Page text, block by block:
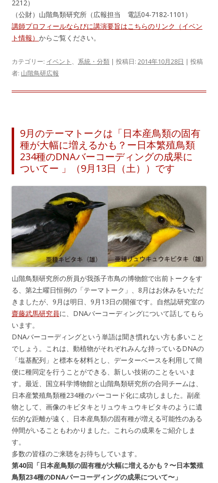
2212）
（公財）山階鳥類研究所（広報担当 電話04-7182-1101）
講師プロフィールならびに講演要旨はこちらのリンク（イベン
ト情報） からご覧ください。
カテゴリー: イベント 、 系統・分類 | 投稿日: 2014年10月28日 | 投稿
者: 山階鳥研広報
9月のテーマトークは「日本産鳥類の固有
種が大幅に増えるかも？ー日本繁殖鳥類
234種のDNAバーコーディングの成果に
ついてー 」（9月13日（土））です
山階鳥類研究所の所員が我孫子市鳥の博物館で出前トークをす
る、第2土曜日恒例の「テーマトーク」、8月はお休みをいただ
きましたが、9月は明日、9月13日の開催です。自然誌研究室の
齋藤武馬研究員に、DNAバーコーディングについて話してもら
います。
DNAバーコーディングという単語は聞き慣れない方も多いこと
でしょう。これは、動植物がそれぞれみんな持っているDNAの
「塩基配列」と標本を材料とし、データーベースを利用して簡
便に種同定を行うことができる、新しい技術のことをいいま
す。最近、国立科学博物館と山階鳥類研究所の合同チームは、
日本産繁殖鳥類種234種のバーコード化に成功しました。副産
物として、画像のキビタキとリュウキュウキビタキのように遺
伝的な距離が遠く、日本産鳥類の固有種が増える可能性のある
仲間がいることもわかりました。これらの成果をご紹介しま
す。
多数の皆様のご来聴をお待ちしています。
第40回「日本産鳥類の固有種が大幅に増えるかも？〜日本繁殖
鳥類234種のDNAバーコーディングの成果について〜」